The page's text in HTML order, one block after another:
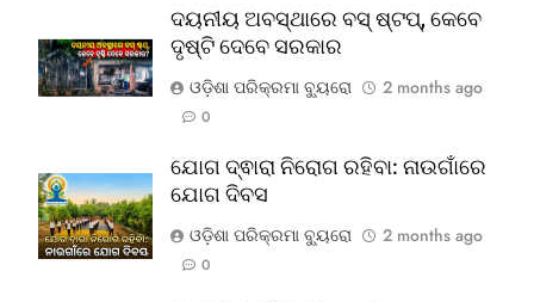
ଦୟନୀୟ ଅବସ୍ଥାରେ ବସ୍‌ ଷ୍ଟପ୍‌, କେବେ
ଦୃଷ୍ଟି ଦେବେ ସରକାର
ଓଡ଼ିଶା ପରିକ୍ରମା ବ୍ୟୁରୋ
2 months ago
0
ଯୋଗ ଦ୍ଵାରା ନିରୋଗ ରହିବା: ନାଉଗାଁରେ
ଯୋଗ ଦିବସ
ଓଡ଼ିଶା ପରିକ୍ରମା ବ୍ୟୁରୋ
2 months ago
0